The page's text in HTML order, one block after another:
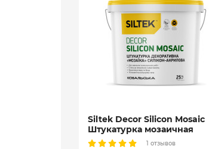
Siltek Decor Silicon Mosaic
Штукатурка мозаичная
декоративная силиконовая,
1 отзывов